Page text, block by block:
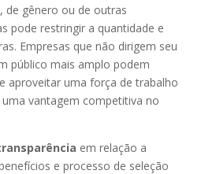
de gênero ou de outras
pode restringir a quantidade e
Empresas que não dirigem seu
público mais amplo podem
aproveitar uma força de trabalho
vantagem competitiva no
em relação a
e processo de seleção